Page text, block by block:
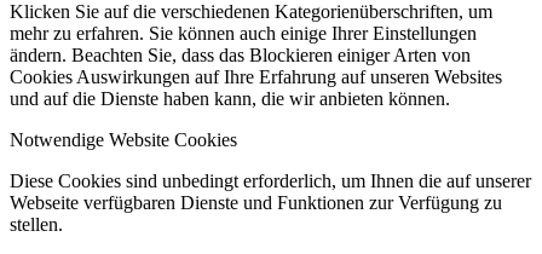
Klicken Sie auf die verschiedenen Kategorienüberschriften, um
mehr zu erfahren. Sie können auch einige Ihrer Einstellungen
ändern. Beachten Sie, dass das Blockieren einiger Arten von
Cookies Auswirkungen auf Ihre Erfahrung auf unseren Websites
und auf die Dienste haben kann, die wir anbieten können.
Notwendige Website Cookies
Diese Cookies sind unbedingt erforderlich, um Ihnen die auf unserer
Webseite verfügbaren Dienste und Funktionen zur Verfügung zu
stellen.